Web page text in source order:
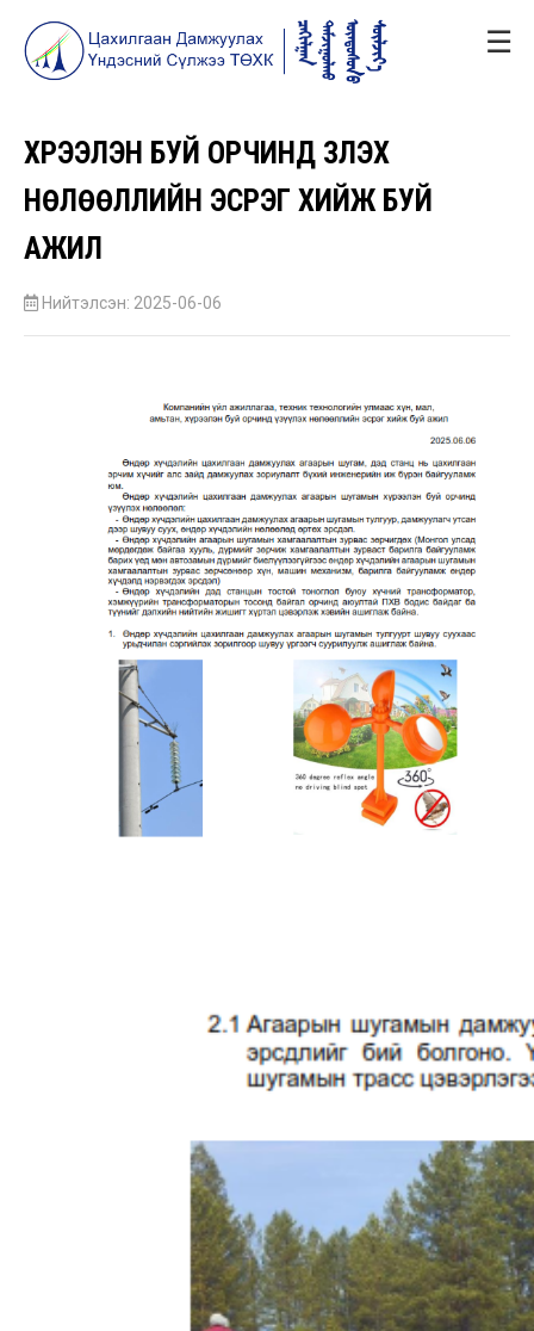
☰
ХҮРЭЭЛЭН БУЙ ОРЧИНД ҮЗҮҮЛЭХ
НӨЛӨӨЛЛИЙН ЭСРЭГ ХИЙЖ БУЙ
АЖИЛ
Нийтэлсэн: 2025-06-06